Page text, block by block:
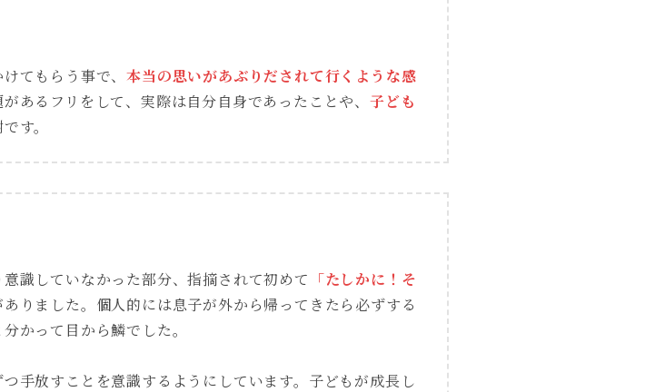
てもらう事で、本当の思いがあぶりだされて行くような感
があるフリをして、実際は自分自身であったことや、子ども
す。
識していなかった部分、指摘されて初めて 「たしかに！そ
りました。個人的には息子が外から帰ってきたら必ずする
かって目から鱗でした。
手放すことを意識するようにしています。子どもが成長し